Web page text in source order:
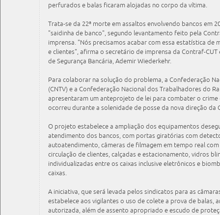
perfurados e balas ficaram alojadas no corpo da vítima.
Trata-se da 22ª morte em assaltos envolvendo bancos em
"saidinha de banco", segundo levantamento feito pela
imprensa. "Nós precisamos acabar com essa estatística de
e clientes", afirma o secretário de imprensa da Contraf-
de Segurança Bancária, Ademir Wiederkehr.
Para colaborar na solução do problema, a Confederação
(CNTV) e a Confederação Nacional dos Trabalhadores do
apresentaram um anteprojeto de lei para combater o
ocorreu durante a solenidade de posse da nova direção da
O projeto estabelece a ampliação dos equipamentos
atendimento dos bancos, com portas giratórias com
autoatendimento, câmeras de filmagem em tempo real
circulação de clientes, calçadas e estacionamento, vidros
individualizadas entre os caixas inclusive eletrônicos e
caixas.
A iniciativa, que será levada pelos sindicatos para as
estabelece aos vigilantes o uso de colete a prova de balas,
autorizada, além de assento apropriado e escudo de